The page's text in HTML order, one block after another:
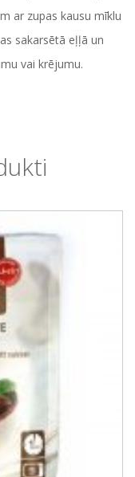
ar zupas kausu mīklu
sakarsētā eļļā un
vai krējumu.